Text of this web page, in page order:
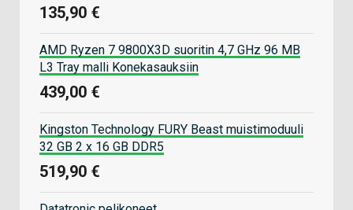
135,90 €
AMD Ryzen 7 9800X3D suoritin 4,7 GHz 96 MB
L3 Tray malli Konekasauksiin
439,00 €
Kingston Technology FURY Beast muistimoduuli
32 GB 2 x 16 GB DDR5
519,90 €